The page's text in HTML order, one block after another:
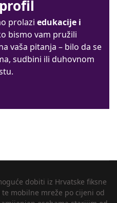
prolazi edukacije i
bismo vam pružili
vaša pitanja – bilo da se
sudbini ili duhovnom
dobiti iz Hrvatske fiksne
mobilne mreže po cijeni od